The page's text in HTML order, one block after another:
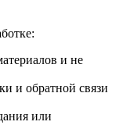
и не
и обратной связи
или